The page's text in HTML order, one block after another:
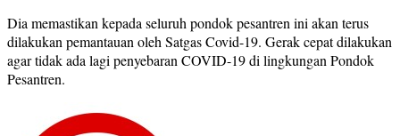
Dia memastikan kepada seluruh pondok pesantren ini akan terus
dilakukan pemantauan oleh Satgas Covid-19. Gerak cepat dilakukan
agar tidak ada lagi penyebaran COVID-19 di lingkungan Pondok
Pesantren.